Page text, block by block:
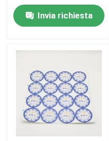
Prodotti
Circa noi
Giro della fabbrica
Controllo di qualità
promozione/decorazione
Invia richiesta